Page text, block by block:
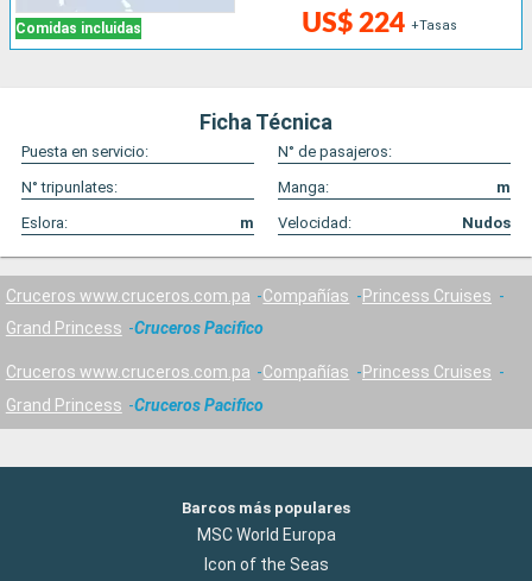
Comidas incluidas US$ 224 +Tasas
Ficha Técnica
Puesta en servicio:
N° de pasajeros:
N° tripunlates:
Manga:
m
Eslora:
m Velocidad: Nudos
Cruceros www.cruceros.com.pa Compañías
Princess Cruises
Grand Princess
Cruceros Pacifico
Cruceros www.cruceros.com.pa Compañías
Princess Cruises
Grand Princess
Cruceros Pacifico
Barcos más populares
MSC World Europa
Icon of the Seas